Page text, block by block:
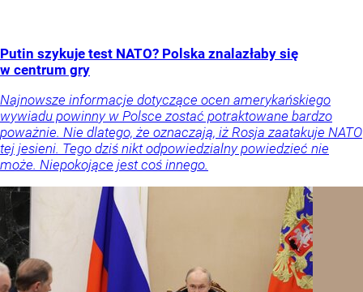
Putin szykuje test NATO? Polska znalazłaby się
w centrum gry
Najnowsze informacje dotyczące ocen amerykańskiego
wywiadu powinny w Polsce zostać potraktowane bardzo
poważnie. Nie dlatego, że oznaczają, iż Rosja zaatakuje NATO
tej jesieni. Tego dziś nikt odpowiedzialny powiedzieć nie
może. Niepokojące jest coś innego.